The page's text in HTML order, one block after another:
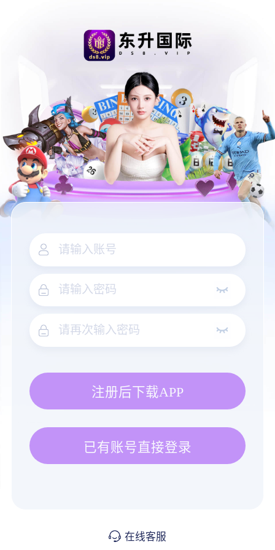
注册后下载APP
已有账号直接登录
在线客服